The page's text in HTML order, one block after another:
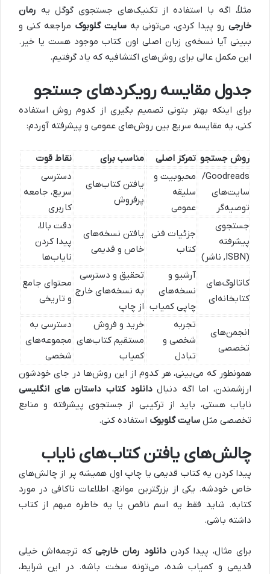
مثلاً، اگه با استفاده از تکنیک‌های جستجوی گوگل یه رمان
خارجیرو پیدا کردی، می‌تونی بهسایت گلوبوک مراجعه کنی و
ببینی آیا نسخه‌ی زبان اصلی اون کتاب موجود هست یا خیر.
این مکمل عالی برای روش‌های اکتشافیه که یاد گرفتیم.
جدول مقایسه رویکردهای جستجو
برای اینکه بهتر بتونی تصمیم بگیری از کدوم روش استفاده
کنی، یه مقایسه سریع بین روش‌های عمومی و پیشرفته آوردم:
روش جستجو تمرکز اصلی مناسب برای
نقاط قوت
Goodreads/
سایت‌های
توصیه‌گر
محبوبیت و
سلیقه
عمومی
یافتن کتاب‌های
پرفروش
دسترسی
سریع، جامعه
کاربری
جستجوی
پیشرفته
(ISBN, ناشر)
جزئیات فنی
کتاب
یافتن نسخه‌های
خاص و قدیمی
دقت بالا،
پیدا کردن
نایاب‌ها
کاتالوگ‌های
کتابخانه‌ای
آرشیو و
نسخه‌های
چاپی کمیاب
تحقیق و دسترسی
به نسخه‌های خارج
از چاپ
محتوای جامع
و تاریخی
انجمن‌های
تخصصی
تجربه
شخصی و
تبادل
خرید و فروش
مستقیم کتاب‌های
کمیاب
دسترسی به
مجموعه‌های
شخصی
همونطور که می‌بینی، هر کدوم از این روش‌ها در جای خودشون
ارزشمندن، اما اگه دنبالدانلود کتاب داستان های انگلیسی
نایاب هستی، باید از ترکیبی از جستجوی پیشرفته و منابع
تخصصی مثل سایت گلوبوک استفاده کنی.
چالش‌های یافتن کتاب‌های نایاب
پیدا کردن یه کتاب قدیمی یا چاپ اول همیشه پر از چالش‌های
خاص خودشه. یکی از بزرگترین موانع، اطلاعات ناکافی در مورد
کتابه. شاید فقط یه اسم ناقص یا یه خاطره مبهم از کتاب
داشته باشی.
برای مثال، پیدا کردندانلود رمان خارجیکه ترجمه‌اش خیلی
قدیمی و کمیاب شده، می‌تونه سخت باشه. در این شرایط،